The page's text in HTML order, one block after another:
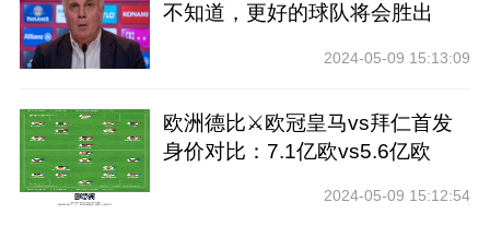
不知道，更好的球队将会胜出
2024-05-09 15:13:09
欧洲德比⚔️欧冠皇马vs拜仁首发
身价对比：7.1亿欧vs5.6亿欧
2024-05-09 15:12:54